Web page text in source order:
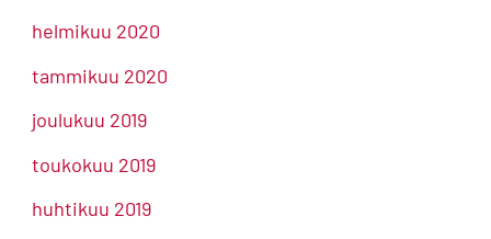
helmikuu 2020
tammikuu 2020
joulukuu 2019
toukokuu 2019
huhtikuu 2019